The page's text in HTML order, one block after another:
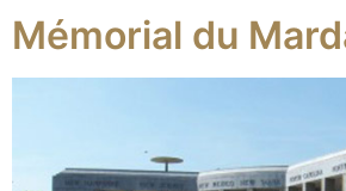
Mémorial du